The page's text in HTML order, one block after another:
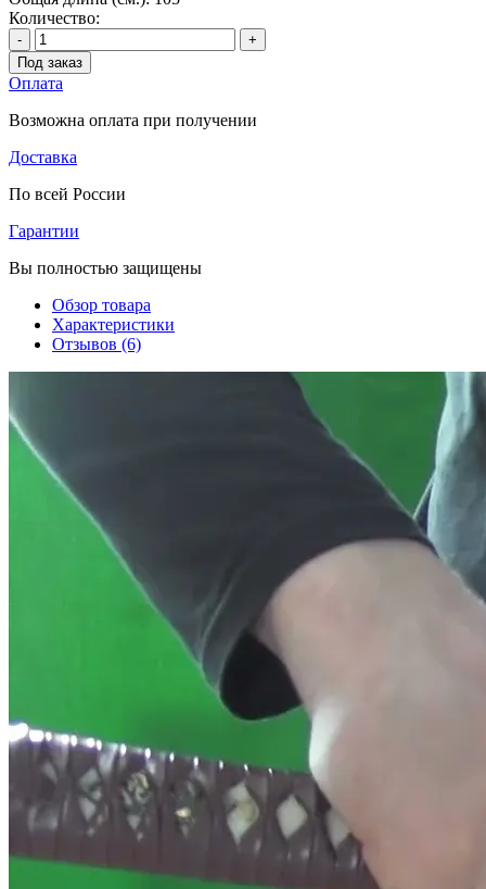
Количество:
-
+
Под заказ
Оплата
Возможна оплата при получении
Доставка
По всей России
Гарантии
Вы полностью защищены
Обзор товара
Характеристики
Отзывов (6)